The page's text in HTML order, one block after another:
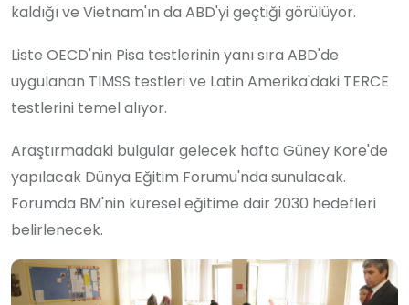
kaldığı ve Vietnam'ın da ABD'yi geçtiği görülüyor.
Liste OECD'nin Pisa testlerinin yanı sıra ABD'de
uygulanan TIMSS testleri ve Latin Amerika'daki TERCE
testlerini temel alıyor.
Araştırmadaki bulgular gelecek hafta Güney Kore'de
yapılacak Dünya Eğitim Forumu'nda sunulacak.
Forumda BM'nin küresel eğitime dair 2030 hedefleri
belirlenecek.